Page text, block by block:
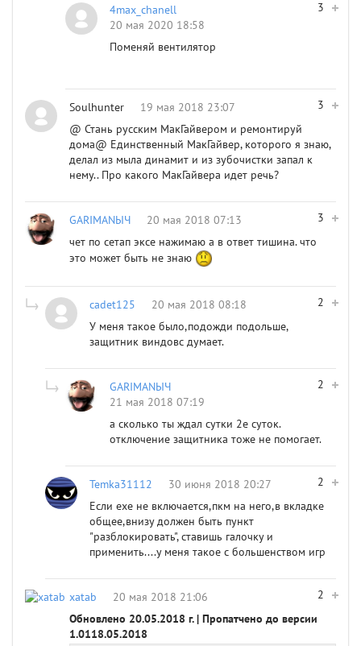
3
4max_chanell
20 мая 2020 18:58
Поменяй вентилятор
3
Soulhunter
19 мая 2018 23:07
@ Стань русским МакГайвером и ремонтируй
дома@ Единственный МакГайвер, которого я знаю,
делал из мыла динамит и из зубочистки запал к
нему.. Про какого МакГайвера идет речь?
3
GARIMANЫЧ
20 мая 2018 07:13
чет по сетап эксе нажимаю а в ответ тишина. что
это может быть не знаю
2
cadet125
20 мая 2018 08:18
У меня такое было,подожди подольше,
защитник виндовс думает.
2
GARIMANЫЧ
21 мая 2018 07:19
а сколько ты ждал сутки 2е суток.
отключение защитника тоже не помогает.
2
Temka31112
30 июня 2018 20:27
Если еxe не включается,пкм на него,в вкладке
общее,внизу должен быть пункт
"разблокировать", ставишь галочку и
применить....у меня такое с большенством игр
2
xatab
20 мая 2018 21:06
Обновлено 20.05.2018 г. | Пропатчено до версии
1.0118.05.2018